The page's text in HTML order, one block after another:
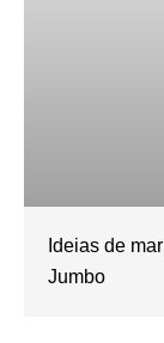
Ideias de
Jumbo